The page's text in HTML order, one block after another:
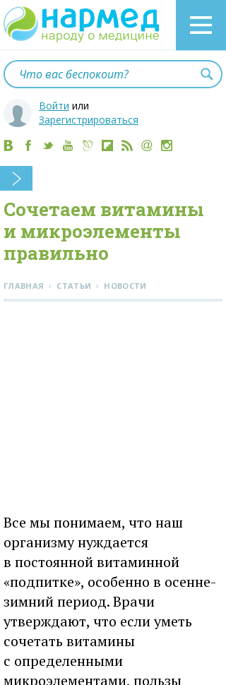
Войти или
Зарегистрироваться
Сочетаем витамины
и микроэлементы
правильно
ГЛАВНАЯ › СТАТЬИ › НОВОСТИ
Все мы понимаем, что наш
организму нуждается
в постоянной витаминной
«подпитке», особенно в осенне-
зимний период. Врачи
утверждают, что если уметь
сочетать витамины
с определенными
микроэлементами, пользы